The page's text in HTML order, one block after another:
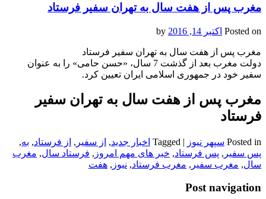
مغرب پس از هفت سال به تهران سفیر فرستاد
Posted on اکتبر 14, 2016
مغرب پس از هفت سال به تهران سفیر فرستاد
دولت مغرب بعد از گذشت 7 سال، «حسن حامی» را به عنوان
سفیر خود در جمهوری اسلامی ایران تعیین کرد.
مغرب پس از هفت سال به تهران سفیر
فرستاد
Posted in سپهر نیوز |
Tagged اخبار جدید, از سفیر , از فرستاد, به,
پس سفیر , پس فرستاد, خبر های مهم امروز , فرستاد سال, مغرب
سال, مغرب سفیر , مغرب فرستاد, نیوز , هفت
Post navigation